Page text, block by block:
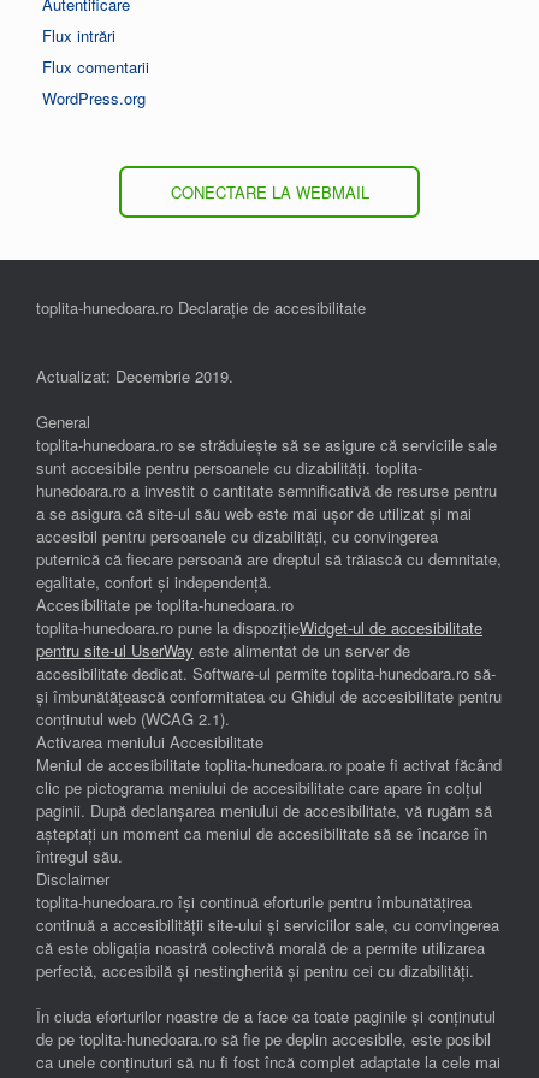
Flux intrări
Flux comentarii
WordPress.org
CONECTARE LA WEBMAIL
toplita-hunedoara.ro Declarație de accesibilitate
Actualizat: Decembrie 2019.
General
toplita-hunedoara.ro se străduiește să se asigure că serviciile sale
sunt accesibile pentru persoanele cu dizabilități. toplita-
hunedoara.ro a investit o cantitate semnificativă de resurse pentru
a se asigura că site-ul său web este mai ușor de utilizat și mai
accesibil pentru persoanele cu dizabilități, cu convingerea
puternică că fiecare persoană are dreptul să trăiască cu demnitate,
egalitate, confort și independenţă.
Accesibilitate pe toplita-hunedoara.ro
toplita-hunedoara.ro pune la dispozițieWidget-ul de accesibilitate
pentru site-ul UserWay este alimentat de un server de
accesibilitate dedicat. Software-ul permite toplita-hunedoara.ro să-
și îmbunătățească conformitatea cu Ghidul de accesibilitate pentru
conținutul web (WCAG 2.1).
Activarea meniului Accesibilitate
Meniul de accesibilitate toplita-hunedoara.ro poate fi activat făcând
clic pe pictograma meniului de accesibilitate care apare în colțul
paginii. După declanșarea meniului de accesibilitate, vă rugăm să
așteptați un moment ca meniul de accesibilitate să se încarce în
întregul său.
Disclaimer
toplita-hunedoara.ro își continuă eforturile pentru îmbunătățirea
continuă a accesibilității site-ului și serviciilor sale, cu convingerea
că este obligația noastră colectivă morală de a permite utilizarea
perfectă, accesibilă și nestingherită și pentru cei cu dizabilități.
În ciuda eforturilor noastre de a face ca toate paginile și conținutul
de pe toplita-hunedoara.ro să fie pe deplin accesibile, este posibil
ca unele conținuturi să nu fi fost încă complet adaptate la cele mai